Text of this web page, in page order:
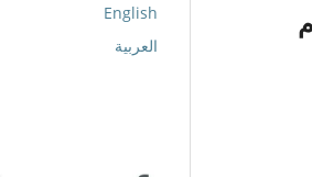
English
العربية